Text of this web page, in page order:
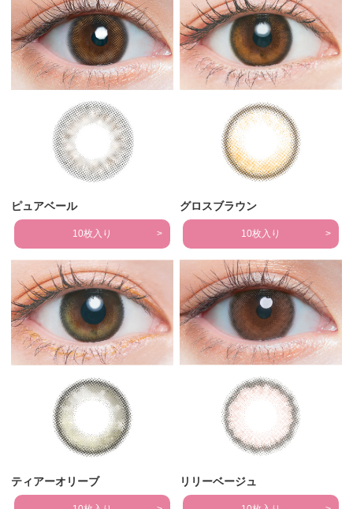
ピュアベール
10枚入り
グロスブラウン
10枚入り
ティアーオリーブ リリーベージュ